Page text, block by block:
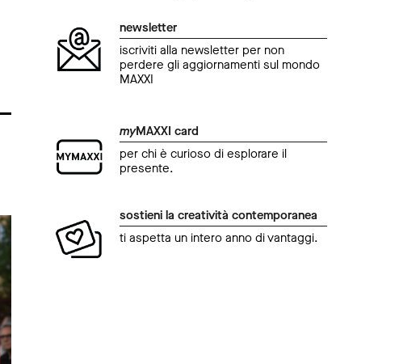
newsletter
iscriviti alla newsletter per non
perdere gli aggiornamenti sul mondo
MAXXI
myMAXXI card
per chi è curioso di esplorare il
presente.
sostieni la creatività contemporanea
ti aspetta un intero anno di vantaggi.